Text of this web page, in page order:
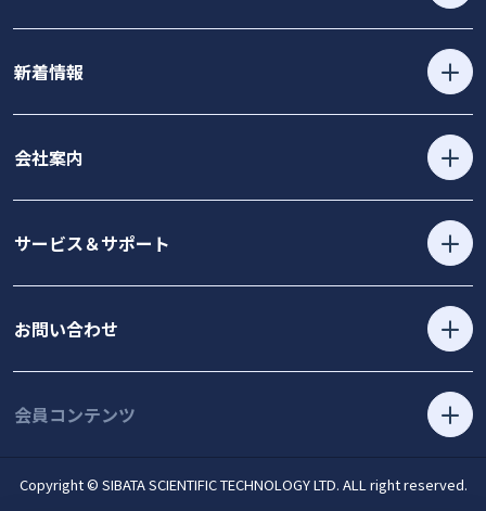
新着情報
会社案内
サービス＆サポート
お問い合わせ
会員コンテンツ
Copyright © SIBATA SCIENTIFIC TECHNOLOGY LTD. ALL right reserved.